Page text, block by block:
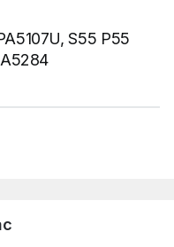
S55 P55